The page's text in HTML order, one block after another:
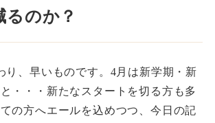
るのか？
り、早いものです。4月は新学期・新
・・・新たなスタートを切る方も多
の方へエールを込めつつ、今日の記